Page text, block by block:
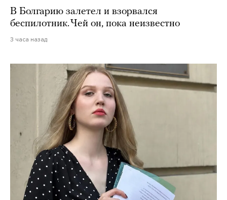
В Болгарию залетел и взорвался
беспилотник. Чей он, пока неизвестно
3 часа назад